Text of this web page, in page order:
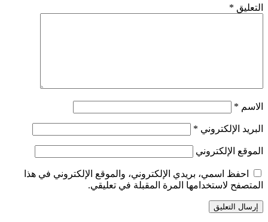
التعليق *
الاسم *
البريد الإلكتروني *
الموقع الإلكتروني
احفظ اسمي، بريدي الإلكتروني، والموقع الإلكتروني في هذا
المتصفح لاستخدامها المرة المقبلة في تعليقي.